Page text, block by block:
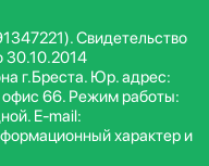
Свидетельство
30.10.2014
г.Бреста. Юр. адрес:
офис 66. Режим работы:
E-mail:
характер и